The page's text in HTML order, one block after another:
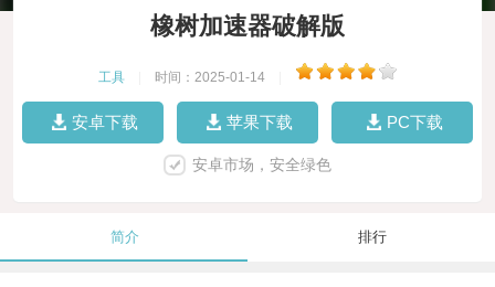
橡树加速器破解版
工具 时间：2025-01-14
安卓下载 苹果下载 PC下载
安卓市场，安全绿色
简介 排行